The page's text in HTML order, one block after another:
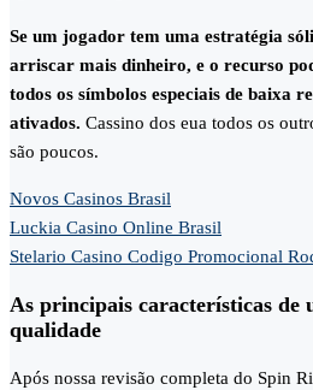
Se um jogador tem uma estratégia
arriscar mais dinheiro, e o recurso
todos os símbolos especiais de baixa
ativados. Cassino dos eua todos os
são poucos.
Novos Casinos Brasil
Luckia Casino Online Brasil
Stelario Casino Codigo Promocional
As principais características de
qualidade
Após nossa revisão completa do Spin